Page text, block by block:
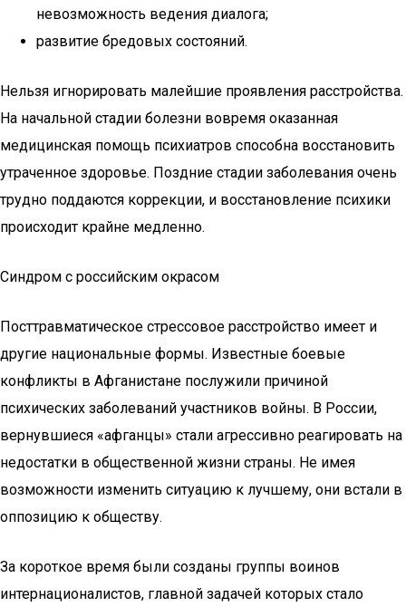
невозможность ведения диалога;
развитие бредовых состояний.
Нельзя игнорировать малейшие проявления расстройства.
На начальной стадии болезни вовремя оказанная
медицинская помощь психиатров способна восстановить
утраченное здоровье. Поздние стадии заболевания очень
трудно поддаются коррекции, и восстановление психики
происходит крайне медленно.
Синдром с российским окрасом
Посттравматическое стрессовое расстройство имеет и
другие национальные формы. Известные боевые
конфликты в Афганистане послужили причиной
психических заболеваний участников войны. В России,
вернувшиеся «афганцы» стали агрессивно реагировать на
недостатки в общественной жизни страны. Не имея
возможности изменить ситуацию к лучшему, они встали в
оппозицию к обществу.
За короткое время были созданы группы воинов
интернационалистов, главной задачей которых стало